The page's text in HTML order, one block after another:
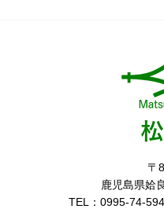
〒
鹿児島県姶
TEL：0995-74-